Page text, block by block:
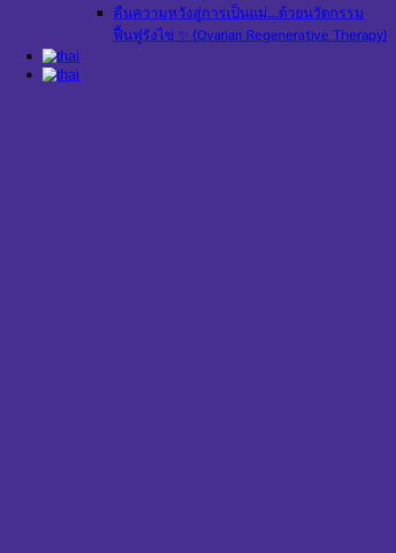
คืนความหวังสู่การเป็นแม่…ด้วยนวัตกรรม
ฟื้นฟูรังไข่ ✨ (Ovarian Regenerative Therapy)